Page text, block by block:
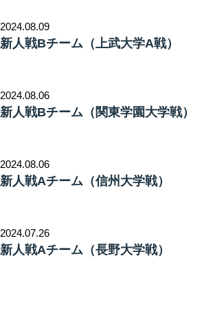
2024.08.09
新人戦Bチーム（上武大学A戦）
2024.08.06
新人戦Bチーム（関東学園大学戦）
2024.08.06
新人戦Aチーム（信州大学戦）
2024.07.26
新人戦Aチーム（長野大学戦）